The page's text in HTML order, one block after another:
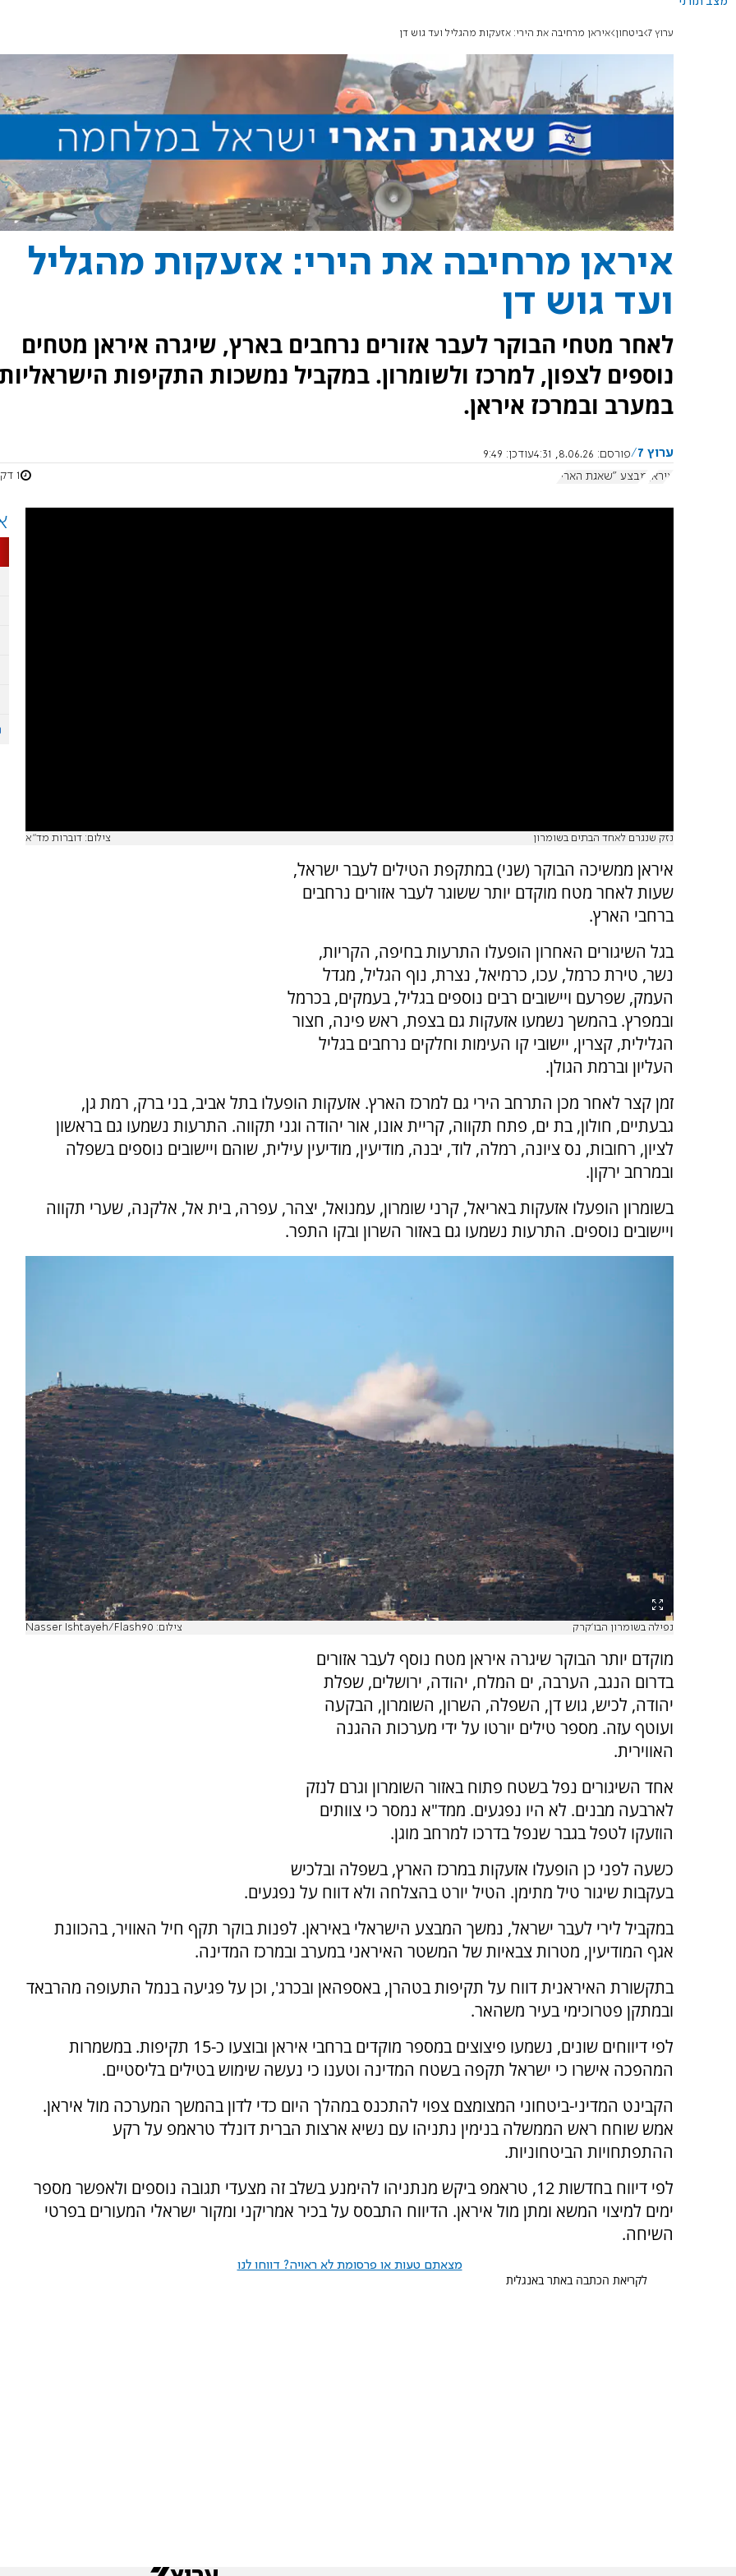
ערוץ 7 ביטחון איראן מרחיבה את הירי: אזעקות מהגליל ועד גוש דן
איראן מרחיבה את הירי: אזעקות מהגליל
ועד גוש דן
לאחר מטחי הבוקר לעבר אזורים נרחבים בארץ, שיגרה איראן מטחים
נוספים לצפון, למרכז ולשומרון. במקביל נמשכות התקיפות
במערב ובמרכז איראן.
ערוץ 7 פורסם: 8.06.26, 4:31 עודכן: 9:49
איראן מבצע "שאגת הארי" 1 דקות
נזק שנגרם לאחד הבתים בשומרון צילום: דוברות מד"א
איראן ממשיכה הבוקר (שני) במתקפת הטילים לעבר ישראל,
שעות לאחר מטח מוקדם יותר ששוגר לעבר אזורים נרחבים
ברחבי הארץ.
בגל השיגורים האחרון הופעלו התרעות בחיפה, הקריות,
נשר, טירת כרמל, עכו, כרמיאל, נצרת, נוף הגליל, מגדל
העמק, שפרעם ויישובים רבים נוספים בגליל, בעמקים, בכרמל
ובמפרץ. בהמשך נשמעו אזעקות גם בצפת, ראש פינה, חצור
הגלילית, קצרין, יישובי קו העימות וחלקים נרחבים בגליל
העליון וברמת הגולן.
זמן קצר לאחר מכן התרחב הירי גם למרכז הארץ. אזעקות הופעלו בתל אביב, בני ברק, רמת גן,
גבעתיים, חולון, בת ים, פתח תקווה, קריית אונו, אור יהודה וגני תקווה. התרעות נשמעו גם בראשון
לציון, רחובות, נס ציונה, רמלה, לוד, יבנה, מודיעין, מודיעין עילית, שוהם ויישובים נוספים בשפלה
ובמרחב ירקון.
בשומרון הופעלו אזעקות באריאל, קרני שומרון, עמנואל, יצהר, עפרה, בית אל, אלקנה, שערי תקווה
ויישובים נוספים. התרעות נשמעו גם באזור השרון ובקו התפר.
נפילה בשומרון הבו'קרק צילום: Nasser Ishtayeh/Flash90
מוקדם יותר הבוקר שיגרה איראן מטח נוסף לעבר אזורים
בדרום הנגב, הערבה, ים המלח, יהודה, ירושלים, שפלת
יהודה, לכיש, גוש דן, השפלה, השרון, השומרון, הבקעה
ועוטף עזה. מספר טילים יורטו על ידי מערכות ההגנה
האווירית.
אחד השיגורים נפל בשטח פתוח באזור השומרון וגרם לנזק
לארבעה מבנים. לא היו נפגעים. ממד"א נמסר כי צוותים
הוזעקו לטפל בגבר שנפל בדרכו למרחב מוגן.
כשעה לפני כן הופעלו אזעקות במרכז הארץ, בשפלה ובלכיש
בעקבות שיגור טיל מתימן. הטיל יורט בהצלחה ולא דווח על נפגעים.
במקביל לירי לעבר ישראל, נמשך המבצע הישראלי באיראן. לפנות בוקר תקף חיל האוויר, בהכוונת
אגף המודיעין, מטרות צבאיות של המשטר האיראני במערב ובמרכז המדינה.
בתקשורת האיראנית דווח על תקיפות בטהרן, באספהאן ובכרג', וכן על פגיעה בנמל התעופה מהרבאד
ובמתקן פטרוכימי בעיר משהאר.
לפי דיווחים שונים, נשמעו פיצוצים במספר מוקדים ברחבי איראן ובוצעו כ-15 תקיפות. במשמרות
המהפכה אישרו כי ישראל תקפה בשטח המדינה וטענו כי נעשה שימוש בטילים בליסטיים.
הקבינט המדיני-ביטחוני המצומצם צפוי להתכנס במהלך היום כדי לדון בהמשך המערכה מול איראן.
אמש שוחח ראש הממשלה בנימין נתניהו עם נשיא ארצות הברית דונלד טראמפ על רקע
ההתפתחויות הביטחוניות.
לפי דיווח בחדשות 12, טראמפ ביקש מנתניהו להימנע בשלב זה מצעדי תגובה נוספים ולאפשר מספר
ימים למיצוי המשא ומתן מול איראן. הדיווח התבסס על בכיר אמריקני ומקור ישראלי המעורים בפרטי
השיחה.
מצאתם טעות או פרסומת לא ראויה? דווחו לנו
לקריאת הכתבה באתר באנגלית